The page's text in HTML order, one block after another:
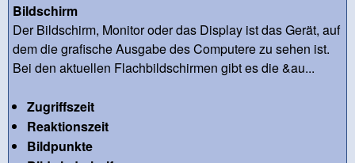
Bildschirm
Der Bildschirm, Monitor oder das Display ist das Gerät, auf
dem die grafische Ausgabe des Computere zu sehen ist.
Bei den aktuellen Flachbildschirmen gibt es die &au...
Zugriffszeit
Reaktionszeit
Bildpunkte